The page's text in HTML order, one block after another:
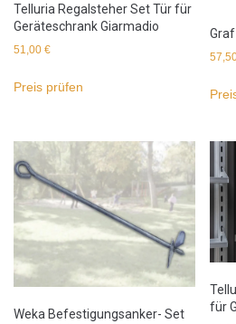
Telluria Regalsteher Set Tür für
Geräteschrank Giarmadio
51,00 €
Preis prüfen
Weka Befestigungsanker- Set
für